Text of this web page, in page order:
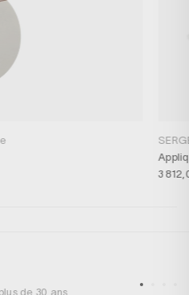
3
de 30 ans